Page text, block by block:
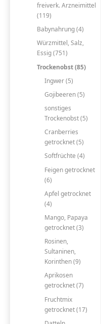
freiverk. Arzneimittel
(119)
Babynahrung (4)
Würzmittel, Salz,
Essig (751)
Trockenobst (85)
Ingwer (5)
Gojibeeren (5)
sonstiges
Trockenobst (5)
Cranberries
getrocknet (5)
Softfrüchte (4)
Feigen getrocknet
(6)
Apfel getrocknet
(4)
Mango, Papaya
getrocknet (3)
Rosinen,
Sultaninen,
Korinthen (9)
Aprikosen
getrocknet (7)
Fruchtmix
getrocknet (17)